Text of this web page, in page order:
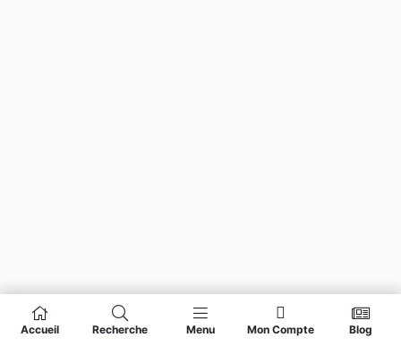
Accueil Recherche Menu Mon Compte Blog